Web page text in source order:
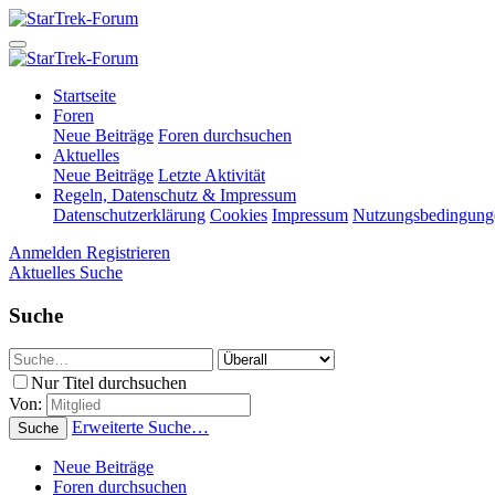
Startseite
Foren
Neue Beiträge Foren durchsuchen
Aktuelles
Neue Beiträge Letzte Aktivität
Regeln, Datenschutz & Impressum
Datenschutzerklärung Cookies Impressum
Anmelden Registrieren
Aktuelles Suche
Suche
Nur Titel durchsuchen
Von:
Suche Erweiterte Suche…
Neue Beiträge
Foren durchsuchen